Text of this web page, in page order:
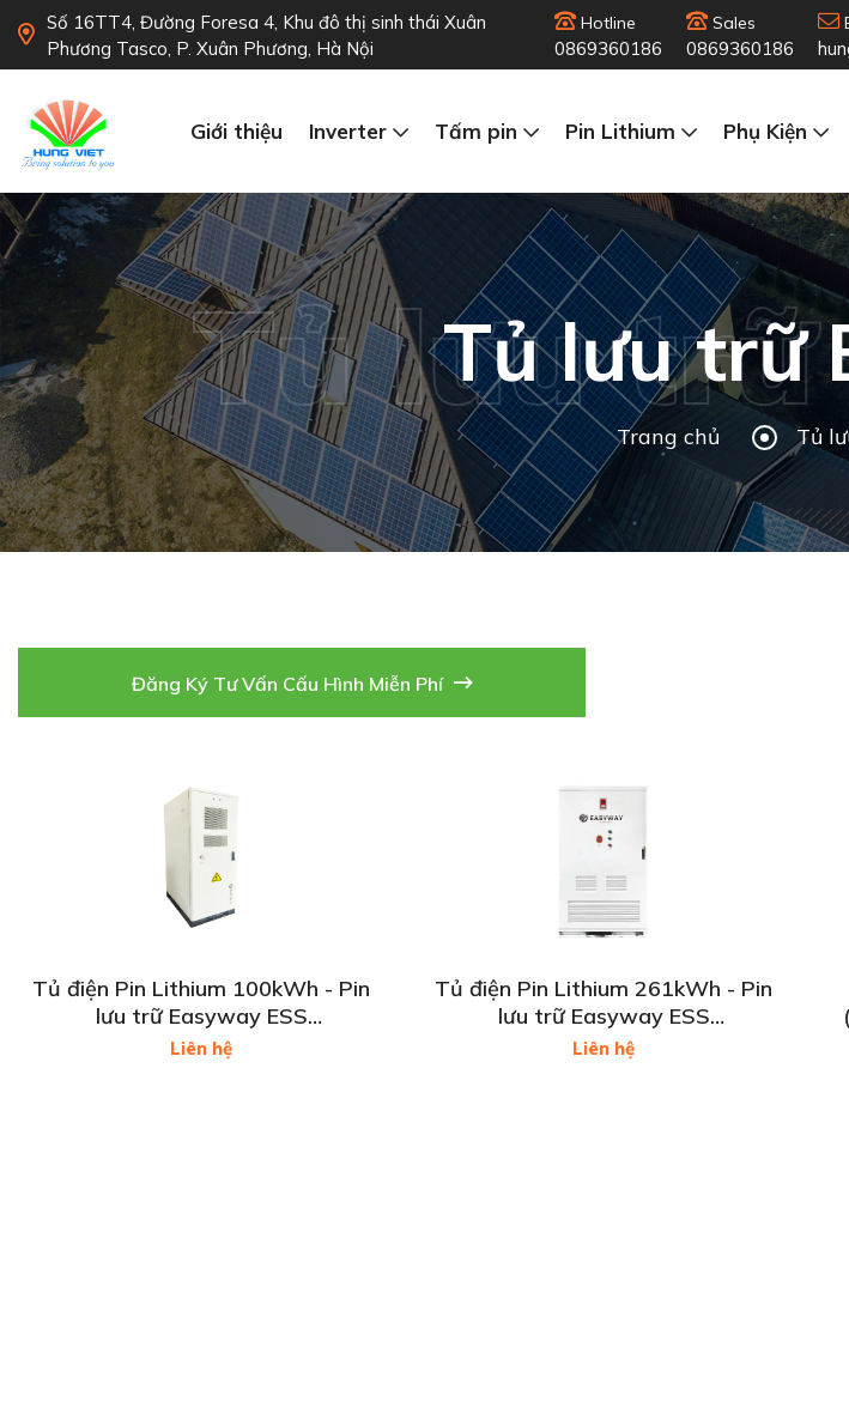
Số 16TT4, Đường Foresa 4, Khu đô thị sinh thái Xuân
Phương Tasco, P. Xuân Phương, Hà Nội
Hotline
0869360186
Sales
0869360186
Giới thiệu Inverter Tấm pin Pin Lithium Phụ Kiện
Tủ lưu trữ
Tủ lưu trữ
Trang chủ Tủ
Đăng Ký Tư Vấn Cấu Hình Miễn Phí
Tủ điện Pin Lithium 100kWh - Pin
lưu trữ Easyway ESS
100kWh/50kW 51.2V/280Ah
Liên hệ
Tủ điện Pin Lithium 261kWh - Pin
lưu trữ Easyway ESS
261kWh+125kW 832 V/314Ah
Liên hệ